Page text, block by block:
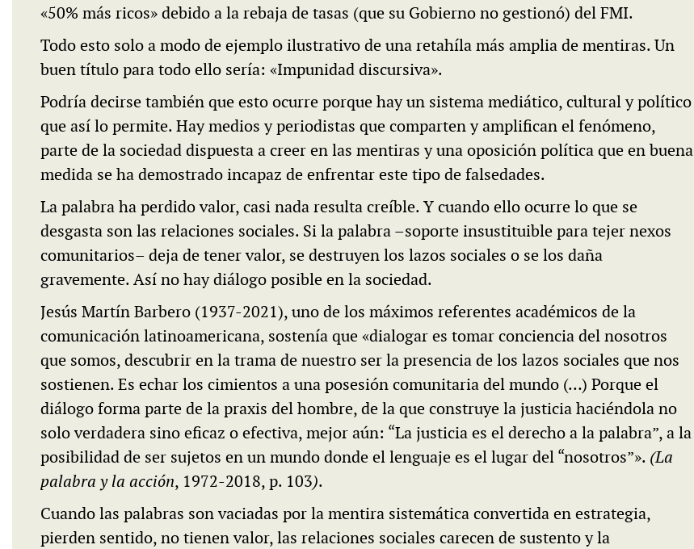
«50% más ricos» debido a la rebaja de tasas (que su Gobierno no gestionó) del FMI.
Todo esto solo a modo de ejemplo ilustrativo de una retahíla más amplia de mentiras. Un
buen título para todo ello sería: «Impunidad discursiva».
Podría decirse también que esto ocurre porque hay un sistema mediático, cultural y político
que así lo permite. Hay medios y periodistas que comparten y amplifican el fenómeno,
parte de la sociedad dispuesta a creer en las mentiras y una oposición política que en buena
medida se ha demostrado incapaz de enfrentar este tipo de falsedades.
La palabra ha perdido valor, casi nada resulta creíble. Y cuando ello ocurre lo que se
desgasta son las relaciones sociales. Si la palabra –soporte insustituible para tejer nexos
comunitarios– deja de tener valor, se destruyen los lazos sociales o se los daña
gravemente. Así no hay diálogo posible en la sociedad.
Jesús Martín Barbero (1937-2021), uno de los máximos referentes académicos de la
comunicación latinoamericana, sostenía que «dialogar es tomar conciencia del nosotros
que somos, descubrir en la trama de nuestro ser la presencia de los lazos sociales que nos
sostienen. Es echar los cimientos a una posesión comunitaria del mundo (…) Porque el
diálogo forma parte de la praxis del hombre, de la que construye la justicia haciéndola no
solo verdadera sino eficaz o efectiva, mejor aún: “La justicia es el derecho a la palabra”, a la
posibilidad de ser sujetos en un mundo donde el lenguaje es el lugar del “nosotros”». (La
palabra y la acción, 1972-2018, p. 103).
Cuando las palabras son vaciadas por la mentira sistemática convertida en estrategia,
pierden sentido, no tienen valor, las relaciones sociales carecen de sustento y la